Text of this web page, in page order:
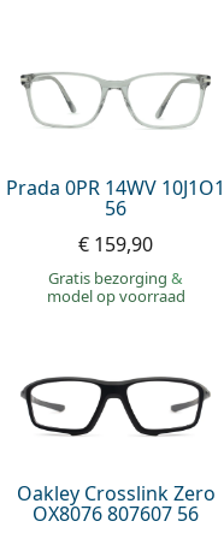
Prada 0PR 14WV 10J1O1
56
€ 159,90
Gratis bezorging&
model op voorraad
Oakley Crosslink Zero
OX8076 807607 56